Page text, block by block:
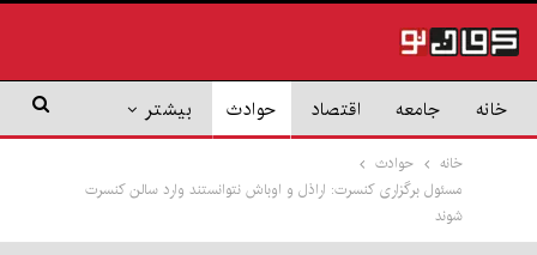
خانه جامعه اقتصاد حوادث بیشتر
خانه
حوادث
مسئول برگزاری کنسرت: اراذل و اوباش نتوانستند وارد سالن کنسرت
شوند